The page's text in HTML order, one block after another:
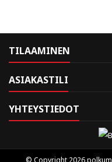
TILAAMINEN
ASIAKASTILI
YHTEYSTIEDOT
© Copyright 2026